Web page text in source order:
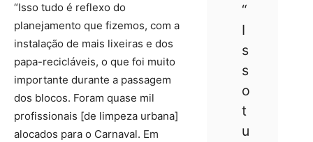
“
I
s
s
o
t
u
“Isso tudo é reflexo do
planejamento que fizemos, com a
instalação de mais lixeiras e dos
papa-recicláveis, o que foi muito
importante durante a passagem
dos blocos. Foram quase mil
profissionais [de limpeza urbana]
alocados para o Carnaval. Em